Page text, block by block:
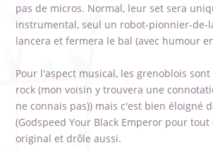
pas de micros. Normal, leur set sera
instrumental, seul un robot-pionnier-de-
lancera et fermera le bal (avec humour
Pour l'aspect musical, les grenoblois
rock (mon voisin y trouvera une
ne connais pas)) mais c'est bien éloigné
(Godspeed Your Black Emperor pour
original et drôle aussi.